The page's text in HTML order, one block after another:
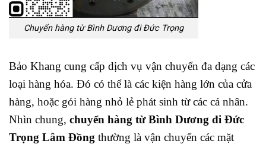
Chuyển hàng từ Bình Dương đi Đức Trọng
Bảo Khang cung cấp dịch vụ vận chuyển đa dạng các
loại hàng hóa. Đó có thể là các kiện hàng lớn của cửa
hàng, hoặc gói hàng nhỏ lẻ phát sinh từ các cá nhân.
Nhìn chung, chuyển hàng từ Bình Dương đi Đức
Trọng Lâm Đồng thường là vận chuyển các mặt